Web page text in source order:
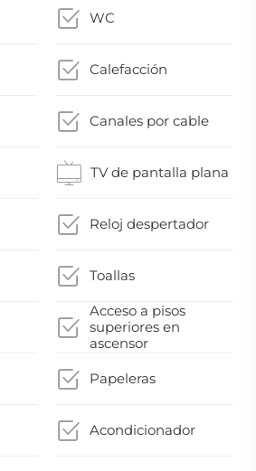
WC
Calefacción
Canales por cable
TV de pantalla plana
Reloj despertador
Toallas
Acceso a pisos
superiores en
ascensor
Papeleras
Acondicionador